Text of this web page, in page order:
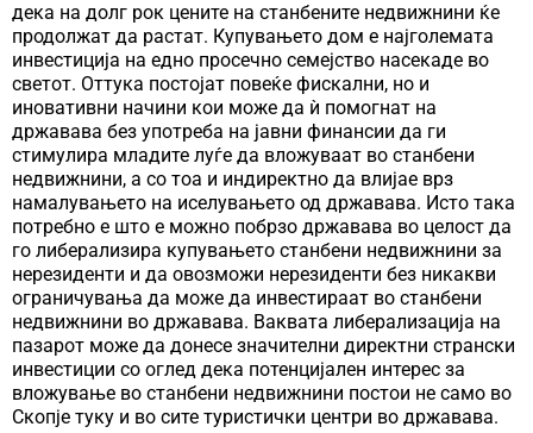
дека на долг рок цените на станбените недвижнини ќе
продолжат да растат. Купувањето дом е најголемата
инвестиција на едно просечно семејство насекаде во
светот. Оттука постојат повеќе фискални, но и
иновативни начини кои може да ѝ помогнат на
државава без употреба на јавни финансии да ги
стимулира младите луѓе да вложуваат во станбени
недвижнини, а со тоа и индиректно да влијае врз
намалувањето на иселувањето од државава. Исто така
потребно е што е можно побрзо државава во целост да
го либерализира купувањето станбени недвижнини за
нерезиденти и да овозможи нерезиденти без никакви
ограничувања да може да инвестираат во станбени
недвижнини во државава. Ваквата либерализација на
пазарот може да донесе значителни директни странски
инвестиции со оглед дека потенцијален интерес за
вложување во станбени недвижнини постои не само во
Скопје туку и во сите туристички центри во државава.